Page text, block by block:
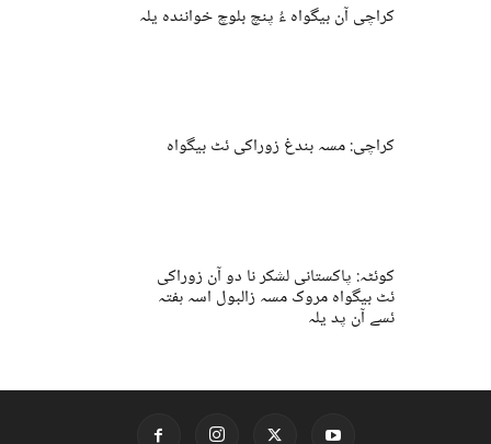
کراچی آن بیگواہ ءُ پنچ بلوچ خوانندہ یلہ
کراچی: مسہ بندغ زوراکی ئٹ بیگواہ
کوئٹہ: پاکستانی لشکر نا دو آن زوراکی
ئٹ بیگواہ مروک مسہ زالبول اسہ ہفتہ
ئسے آن پد یلہ